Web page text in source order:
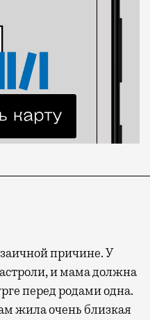
причине. У
и мама должна
перед родами одна.
жила очень близкая